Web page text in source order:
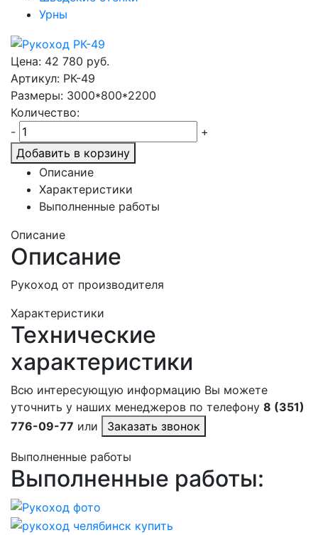
Урны
Цена: 42 780 руб.
Артикул: РК-49
Размеры: 3000*800*2200
Количество:
-
+
Добавить в корзину
Описание
Характеристики
Выполненные работы
Описание
Описание
Рукоход от производителя
Характеристики
Технические
характеристики
Всю интересующую информацию Вы можете
уточнить у наших менеджеров по телефону 8 (351)
776-09-77 или Заказать звонок
Выполненные работы
Выполненные работы: